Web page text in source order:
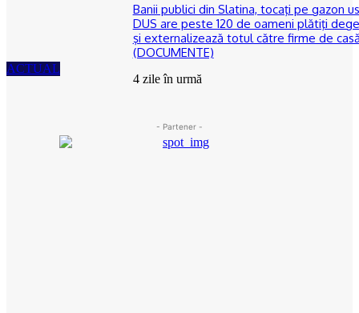
ACTUAL
Banii publici din Slatina, tocaţi pe gazon
DUS are peste 120 de oameni plătiţi
şi externalizează totul către firme de
(DOCUMENTE)
4 zile în urmă
- Partener -